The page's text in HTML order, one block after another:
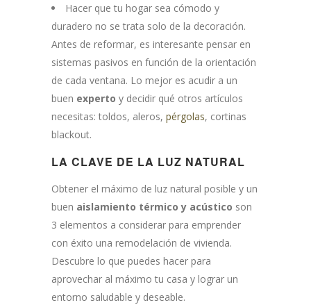
Hacer que tu hogar sea cómodo y
duradero no se trata solo de la decoración.
Antes de reformar, es interesante pensar en
sistemas pasivos en función de la orientación
de cada ventana. Lo mejor es acudir a un
buen experto y decidir qué otros artículos
necesitas: toldos, aleros, pérgolas, cortinas
blackout.
LA CLAVE DE LA LUZ NATURAL
Obtener el máximo de luz natural posible y un
buen aislamiento térmico y acústico son
3 elementos a considerar para emprender
con éxito una remodelación de vivienda.
Descubre lo que puedes hacer para
aprovechar al máximo tu casa y lograr un
entorno saludable y deseable.